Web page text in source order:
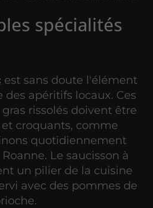
spécialités
est sans doute l'élément
des apéritifs locaux. Ces
rissolés doivent être
croquants, comme
quotidiennement
Le saucisson à
un pilier de la cuisine
avec des pommes de